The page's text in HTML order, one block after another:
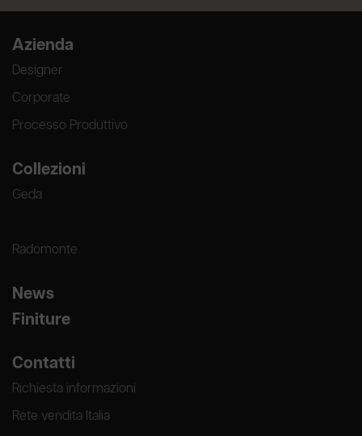
Azienda
Designer
Corporate
Processo Produttivo
Collezioni
Geda
Radomonte
News
Finiture
Contatti
Richiesta informazioni
Rete vendita Italia